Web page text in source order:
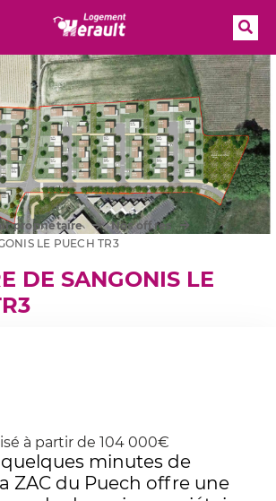
DE SANGONIS LE
propriétaire
Nos offres
LE PUECH TR3
à partir de 104 000€
minutes de
ZAC du Puech offre une